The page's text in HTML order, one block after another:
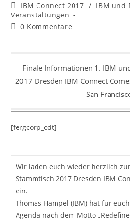
Beitrags-
Kategorie:
IBM Connect 2017 / IBM und
Veranstaltungen
Beitrags-
0 Kommentare
Finale Informationen 1. IBM
2017 Dresden IBM Connect
San
[fergcorp_cdt]
Wir laden euch wieder herzlich
Stammtisch 2017 Dresden IBM
ein.
Thomas Hampel (IBM) hat für
Agenda nach dem Motto